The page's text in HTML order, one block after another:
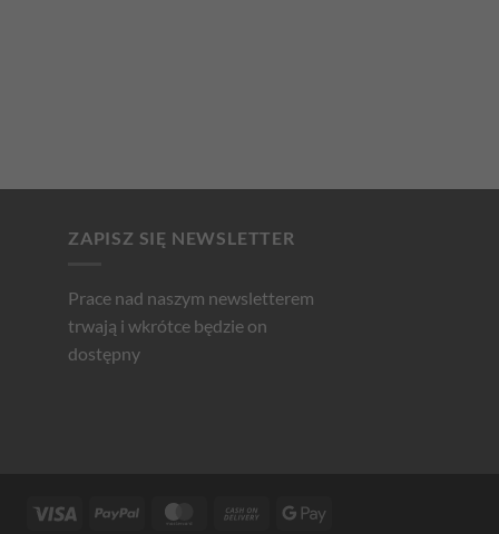
ZAPISZ SIĘ NEWSLETTER
Prace nad naszym newsletterem
trwają i wkrótce będzie on
dostępny
Visa PayPal MasterCardCash
Google